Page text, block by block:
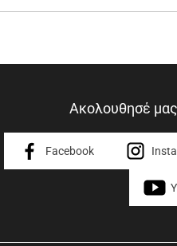
Ακολουθησέ
Facebook